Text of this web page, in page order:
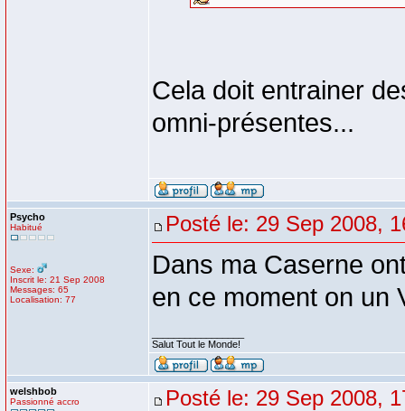
Cela doit entrainer
omni-présentes...
Psycho
Habitué
Sexe:
Inscrit le: 21 Sep 2008
Messages: 65
Localisation: 77
Posté le: 29 Sep 2008,
Dans ma Caserne
en ce moment on un
Salut Tout le Monde!
welshbob
Passionné accro Posté le: 29 Sep 2008,